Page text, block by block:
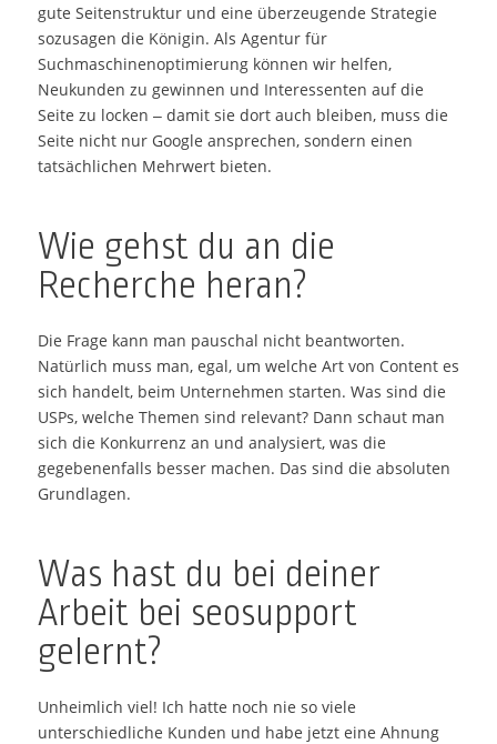
gute Seitenstruktur und eine überzeugende Strategie
sozusagen die Königin. Als Agentur für
Suchmaschinenoptimierung können wir helfen,
Neukunden zu gewinnen und Interessenten auf die
Seite zu locken – damit sie dort auch bleiben, muss die
Seite nicht nur Google ansprechen, sondern einen
tatsächlichen Mehrwert bieten.
Wie gehst du an die
Recherche heran?
Die Frage kann man pauschal nicht beantworten.
Natürlich muss man, egal, um welche Art von Content es
sich handelt, beim Unternehmen starten. Was sind die
USPs, welche Themen sind relevant? Dann schaut man
sich die Konkurrenz an und analysiert, was die
gegebenenfalls besser machen. Das sind die absoluten
Grundlagen.
Was hast du bei deiner
Arbeit bei seosupport
gelernt?
Unheimlich viel! Ich hatte noch nie so viele
unterschiedliche Kunden und habe jetzt eine Ahnung